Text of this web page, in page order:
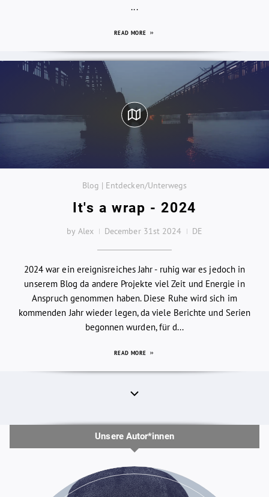
...
READ MORE
Blog | Entdecken/Unterwegs
It's a wrap - 2024
by Alex December 31st 2024 DE
2024 war ein ereignisreiches Jahr - ruhig war es jedoch in
unserem Blog da andere Projekte viel Zeit und Energie in
Anspruch genommen haben. Diese Ruhe wird sich im
kommenden Jahr wieder legen, da viele Berichte und Serien
begonnen wurden, für d...
READ MORE
Unsere Autor*innen